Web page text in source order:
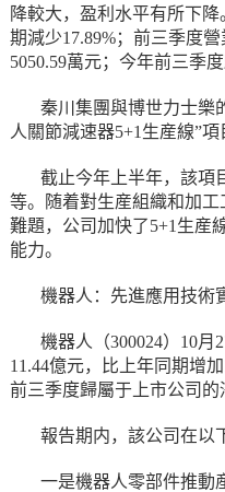
降較大，盈利水平有所下
期減少17.89%；前三季度
5050.59萬元；今年前三季
秦川集團與博世力士樂
人關節減速器5+1生産線”
截止今年上半年，該項
等。随着對生産組織和加
難題，公司加快了5+1生産
能力。
機器人：先進應用技術
機器人（300024）10
11.44億元，比上年同期增
前三季度歸屬于上市公司的
報告期内，該公司在以
一是機器人零部件推動